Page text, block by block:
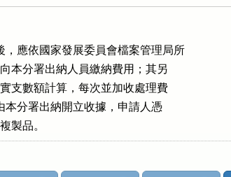
應依國家發展委員會檔案管理局所
向本分署出納人員繳納費用；其另
實支數額計算，每次並加收處理費
本分署出納開立收據，申請人憑
製品。